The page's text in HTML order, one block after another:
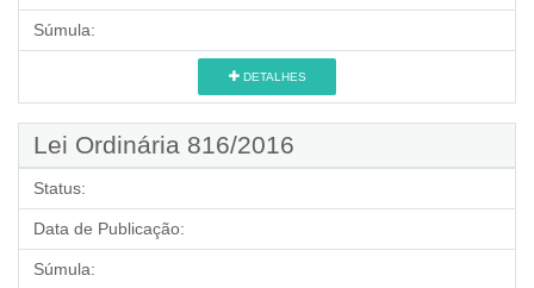
Súmula:
DETALHES
Lei Ordinária 816/2016
Status:
Data de Publicação:
Súmula: